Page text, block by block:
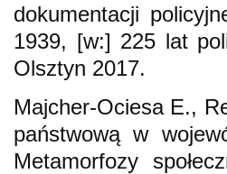
dokumentacji
1939, [w:] 225 lat
Olsztyn 2017.
Majcher-Ociesa E.,
państwową w
Metamorfozy